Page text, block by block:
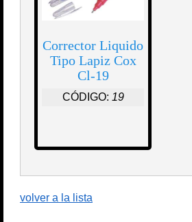
Corrector Liquido
Tipo Lapiz Cox
Cl-19
CÓDIGO: 19
volver a la lista